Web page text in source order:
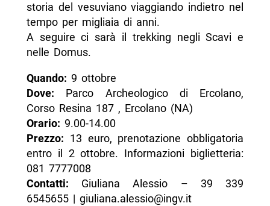
storia del vesuviano viaggiando indietro nel
tempo per migliaia di anni.
A seguire ci sarà il trekking negli Scavi e
nelle Domus.
Quando: 9 ottobre
Dove: Parco Archeologico di Ercolano,
Corso Resina 187 , Ercolano (NA)
Orario: 9.00-14.00
Prezzo: 13 euro, prenotazione obbligatoria
entro il 2 ottobre. Informazioni biglietteria:
081 7777008
Contatti: Giuliana Alessio – 39 339
6545655 | giuliana.alessio@ingv.it